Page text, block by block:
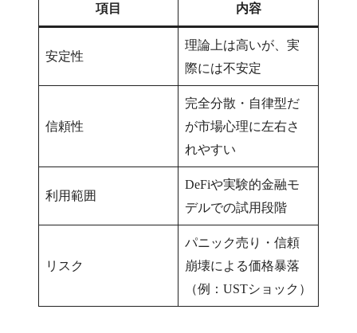
項目 内容
安定性
理論上は高いが、実
際には不安定
信頼性
完全分散・自律型だ
が市場心理に左右さ
れやすい
利用範囲
DeFiや実験的金融モ
デルでの試用段階
リスク
パニック売り・信頼
崩壊による価格暴落
（例：USTショック）